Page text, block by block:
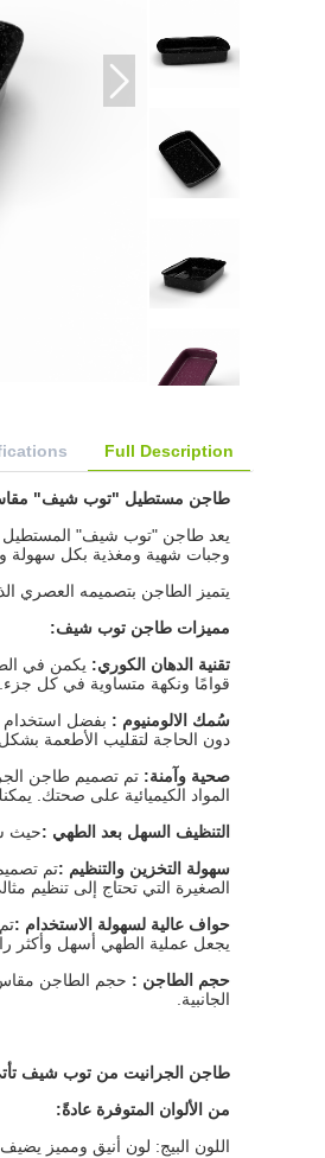
Full Description
طاجن مستطيل "توب شيف" مقاس 25 سم – الأداة الأساسية لتحضير ألذ الأطباق في
وجبات شهية ومغذية بكل سهولة
يتميز الطاجن بتصميمه العصري
مميزات طاجن توب شيف:
تقنية الدهان الكوري: يكمن في
قوامًا ونكهة متساوية في كل
سُمك الالومنيوم :
دون الحاجة لتقليب الأطعمة
صحية وآمنة: تم تصميم طاجن
المواد الكيميائية على صحتك.
التنظيف السهل بعد الطهي :حيث
سهولة التخزين والتنظيم :تم
الصغيرة التي تحتاج إلى تنظيم
حواف عالية لسهولة الاستخدام :
يجعل عملية الطهي أسهل وأكثر
حجم الطاجن :
الجانبية.
طاجن الجرانيت من توب شيف
من الألوان المتوفرة عادةً:
اللون البيج: لون أنيق ومميز